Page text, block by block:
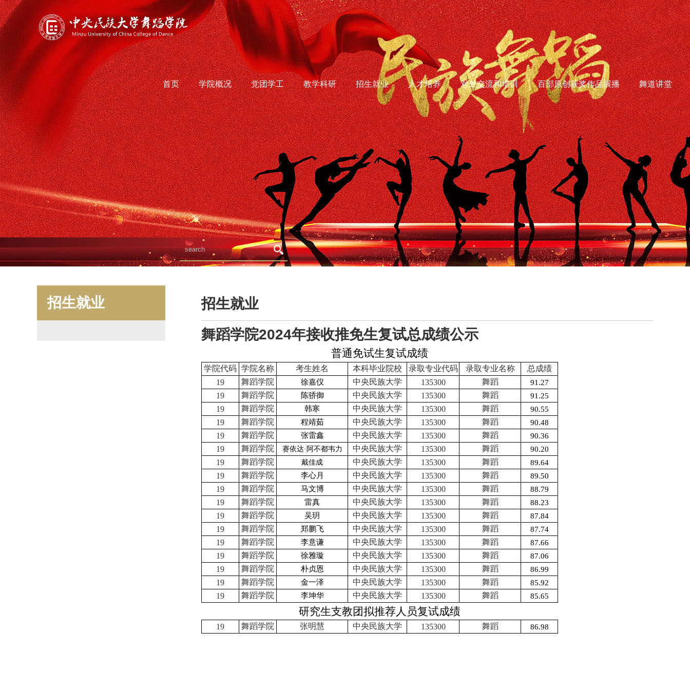
首页 学院概况 党团学工 教学科研 招生就业 人才培养 对外交流和培训 百部原创获奖作品展播 舞道讲堂
招生就业
招生就业
舞蹈学院2024年接收推免生复试总成绩公示
普通免试生复试成绩
学院代码 学院名称 考生姓名 本科毕业院校 录取专业代码 录取专业名称
总成绩
19
舞蹈学院 徐嘉仪 中央民族大学 135300 舞蹈 91.27
19 舞蹈学院 陈骄御 中央民族大学 135300 舞蹈 91.25
19 舞蹈学院 韩寒 中央民族大学 135300 舞蹈 90.55
19 舞蹈学院 程靖茹 中央民族大学 135300 舞蹈 90.48
19 舞蹈学院 张雷鑫 中央民族大学 135300 舞蹈 90.36
19 舞蹈学院 赛依达·阿不都韦力 中央民族大学 135300 舞蹈 90.20
19 舞蹈学院 戴佳成 中央民族大学 135300 舞蹈 89.64
19 舞蹈学院 李心月 中央民族大学 135300 舞蹈 89.50
19 舞蹈学院 马文博 中央民族大学 135300 舞蹈 88.79
19 舞蹈学院 雷真 中央民族大学 135300 舞蹈 88.23
19 舞蹈学院 吴玥 中央民族大学 135300 舞蹈 87.84
19 舞蹈学院 郑鹏飞 中央民族大学 135300 舞蹈 87.74
19 舞蹈学院 李意谦 中央民族大学 135300 舞蹈 87.66
19 舞蹈学院 徐雅璇 中央民族大学 135300 舞蹈 87.06
19 舞蹈学院 朴贞恩 中央民族大学 135300 舞蹈 86.99
19 舞蹈学院 金一泽 中央民族大学 135300 舞蹈 85.92
19 舞蹈学院 李坤华 中央民族大学 135300 舞蹈 85.65
研究生支教团拟推荐人员复试成绩
19 舞蹈学院 张明慧 中央民族大学 135300 舞蹈 86.98